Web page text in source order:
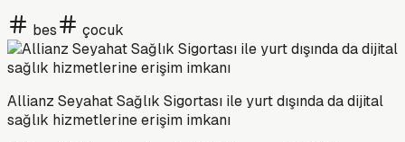
bes çocuk
Allianz Seyahat Sağlık Sigortası ile yurt dışında da dijital
sağlık hizmetlerine erişim imkanı